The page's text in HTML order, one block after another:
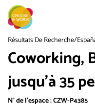
Résultats De Recherche/
Coworking,
jusqu'à 35
N° de l'espace :CZW-P4385